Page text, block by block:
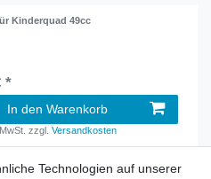
Kinderquad 49cc
*
In den Warenkorb
zzgl.Versandkosten
Technologien auf unserer